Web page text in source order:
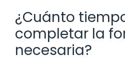
¿Cuánto
completar la
necesaria?